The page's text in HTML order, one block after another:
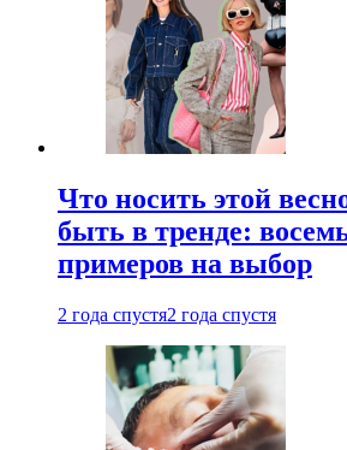
Что носить этой
быть в тренде:
примеров на выбор
2 года спустя2 года спустя